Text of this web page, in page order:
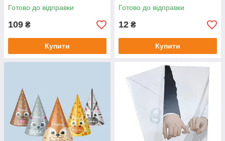
Готово до відправки
109 ₴
Купити
Готово до відправки
12 ₴
Купити